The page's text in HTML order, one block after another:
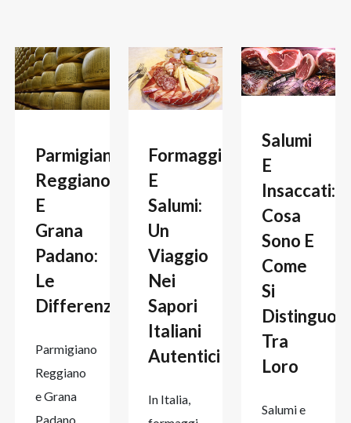
Parmigiano
Reggiano
E
Grana
Padano:
Le
Differenze
Parmigiano
Reggiano
e Grana
Padano
Formaggi
E
Salumi:
Un
Viaggio
Nei
Sapori
Italiani
Autentici
In Italia,
Salumi
E
Insaccati:
Cosa
Sono E
Come
Si
Tra
Loro
Salumi e